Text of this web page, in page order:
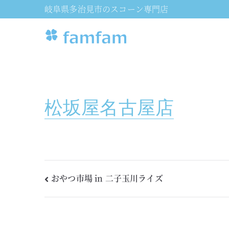
岐阜県多治見市のスコーン専門店
松坂屋名古屋店
おやつ市場 in 二子玉川ライズ